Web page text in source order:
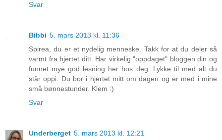
Svar
Bibbi 5. mars 2013 kl. 11:36
Spirea, du er et nydelig menneske. Takk for at du deler så
varmt fra hjertet ditt. Har virkelig "oppdaget" bloggen din og
funnet mye god lesning her hos deg. Lykke til med alt du
står oppi. Du bor i hjertet mitt om dagen og er med i mine
små bønnestunder. Klem :)
Svar
Underberget 5. mars 2013 kl. 12:21